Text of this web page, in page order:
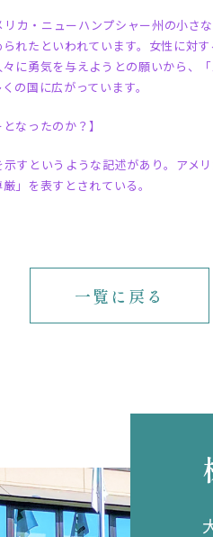
カ・ニューハンプシャー州の小さ
れたといわれています。女性に対
に勇気を与えようとの願いから、
の国に広がっています。
なったのか？】
すというような記述があり。アメ
」を表すとされている。
一覧に戻る